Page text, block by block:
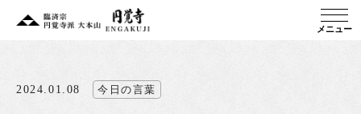
メニュー
2024.01.08 今日の言葉